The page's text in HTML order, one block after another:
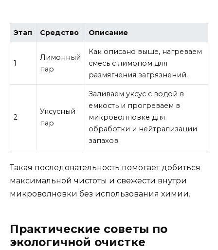
Этап Средство Описание
1
Лимонный
пар
Как описано выше, нагреваем
смесь с лимоном для
размягчения загрязнений.
2
Уксусный
пар
Заливаем уксус с водой в
емкость и прогреваем в
микроволновке для
обработки и нейтрализации
запахов.
Такая последовательность помогает добиться
максимальной чистоты и свежести внутри
микроволновки без использования химии.
Практические советы по
экологичной очистке